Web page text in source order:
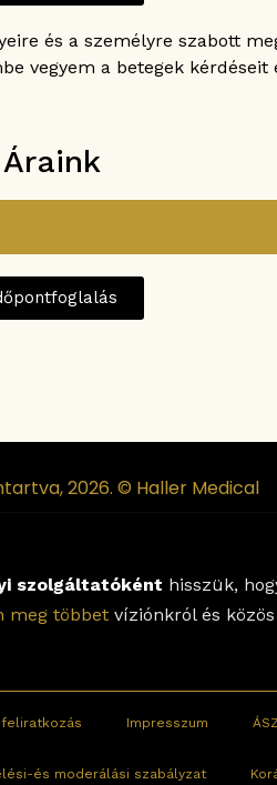
és a személyre szabott
vegyem a betegek kérdéseit
Áraink
2026. © Haller Medical
szolgáltatóként hisszük,
meg többet víziónkról és
Impresszum
és moderálási szabályzat